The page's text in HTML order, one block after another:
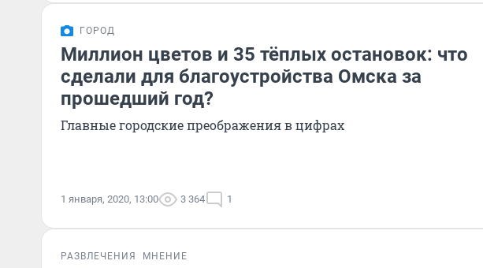
ГОРОД
Миллион цветов и 35 тёплых остановок: что
сделали для благоустройства Омска за
прошедший год?
Главные городские преображения в цифрах
1 января, 2020, 13:00 3 364 1
РАЗВЛЕЧЕНИЯ МНЕНИЕ